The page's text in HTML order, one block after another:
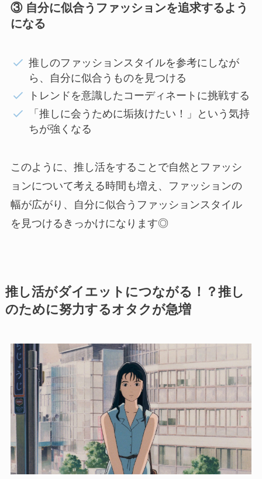
③ 自分に似合うファッションを追求するよう
になる
推しのファッションスタイルを参考にしなが
ら、自分に似合うものを見つける
トレンドを意識したコーディネートに挑戦する
「推しに会うために垢抜けたい！」という気持
ちが強くなる
このように、推し活をすることで自然とファッシ
ョンについて考える時間も増え、ファッションの
幅が広がり、自分に似合うファッションスタイル
を見つけるきっかけになります◎
推し活がダイエットにつながる！？推し
のために努力するオタクが急増